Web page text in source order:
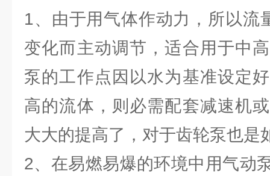
1、由于用气体作动力，所以流
变化而主动调节，适合用于中
泵的工作点因以水为基准设定
高的流体，则必需配套减速机
大大的提高了，对于齿轮泵也是
2、在易燃易爆的环境中用气动